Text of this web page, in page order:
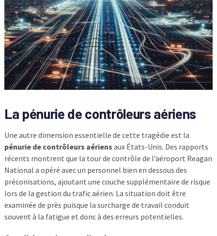
La pénurie de contrôleurs aériens
Une autre dimension essentielle de cette tragédie est la
pénurie de contrôleurs aériens aux États-Unis. Des rapports
récents montrent que la tour de contrôle de l’aéroport Reagan
National a opéré avec un personnel bien en dessous des
préconisations, ajoutant une couche supplémentaire de risque
lors de la gestion du trafic aérien. La situation doit être
examinée de près puisque la surcharge de travail conduit
souvent à la fatigue et donc à des erreurs potentielles.